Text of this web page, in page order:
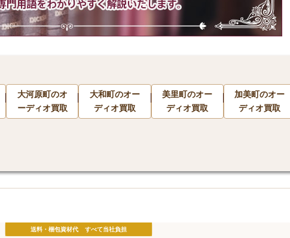
大河原町のオ
ーディオ買取
大和町のオー
ディオ買取
美里町のオー
ディオ買取
加美町のオー
ディオ買取
送料・梱包資材代 すべて当社負担